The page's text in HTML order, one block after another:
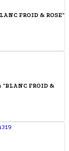
FROID & ROSE"
FROID &